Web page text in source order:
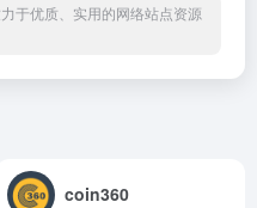
于优质、实用的网络站点资源
coin360